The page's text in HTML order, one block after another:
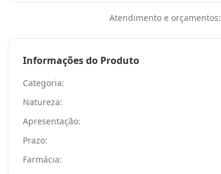
Atendimento e orçamentos:
Informações do Produto
Categoria:
Natureza:
Apresentação:
Prazo:
Farmácia: